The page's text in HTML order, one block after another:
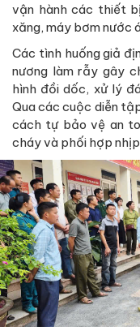
vận hành các thiết
xăng, máy bơm nước
Các tình huống giả
nương làm rẫy gây
hình đồi dốc, xử lý
Qua các cuộc diễn
cách tự bảo vệ an
cháy và phối hợp